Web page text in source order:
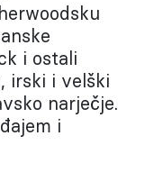
i ostali
irski i velški
narječje.
i